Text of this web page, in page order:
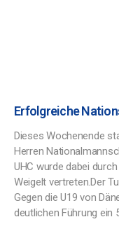
Erfolgreiche
Dieses Wochenende
Herren
UHC wurde dabei
Weigelt vertreten.Der
Gegen die U19 von
deutlichen Führung ein